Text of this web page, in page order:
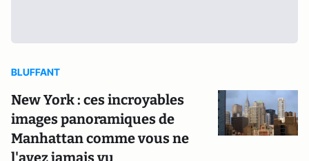
BLUFFANT
New York : ces incroyables
images panoramiques de
Manhattan comme vous ne
l'avez jamais vu